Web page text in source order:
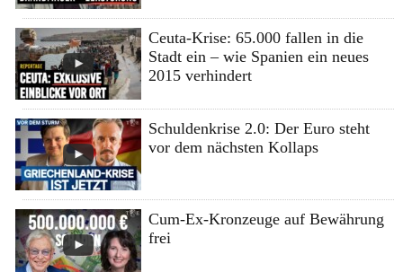
Ceuta-Krise: 65.000 fallen in die
Stadt ein – wie Spanien ein neues
2015 verhindert
Schuldenkrise 2.0: Der Euro steht
vor dem nächsten Kollaps
Cum-Ex-Kronzeuge auf Bewährung
frei